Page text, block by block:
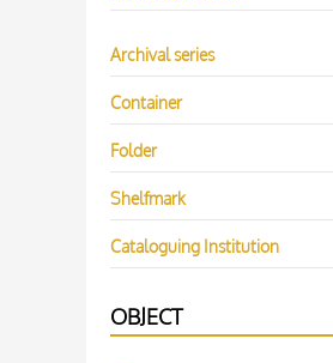
Archival series
Container
Folder
Shelfmark
Cataloguing Institution
OBJECT